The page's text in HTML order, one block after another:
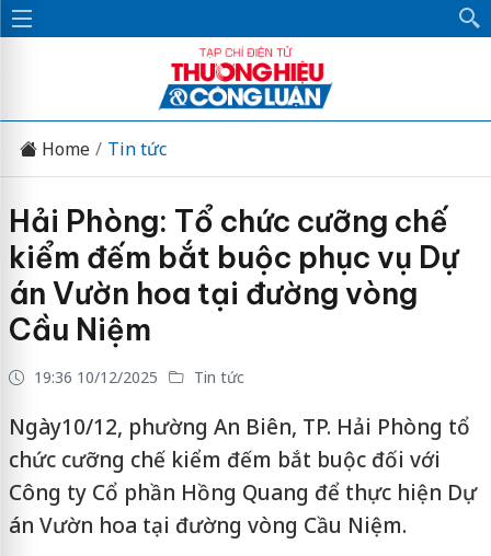
Home Tin tức
Hải Phòng: Tổ chức cưỡng chế
kiểm đếm bắt buộc phục vụ Dự
án Vườn hoa tại đường vòng
Cầu Niệm
19:36 10/12/2025 Tin tức
Ngày10/12, phường An Biên, TP. Hải Phòng tổ
chức cưỡng chế kiểm đếm bắt buộc đối với
Công ty Cổ phần Hồng Quang để thực hiện Dự
án Vườn hoa tại đường vòng Cầu Niệm.